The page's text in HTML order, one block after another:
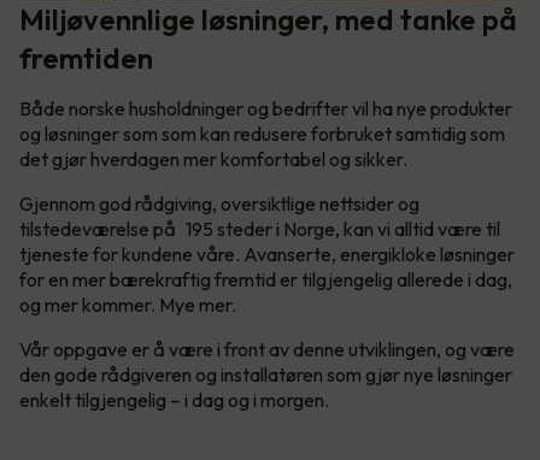
Miljøvennlige løsninger, med tanke på
fremtiden
Både norske husholdninger og bedrifter vil ha nye produkter
og løsninger som som kan redusere forbruket samtidig som
det gjør hverdagen mer komfortabel og sikker.
Gjennom god rådgiving, oversiktlige nettsider og
tilstedeværelse på 195 steder i Norge, kan vi alltid være til
tjeneste for kundene våre. Avanserte, energikloke løsninger
for en mer bærekraftig fremtid er tilgjengelig allerede i dag,
og mer kommer. Mye mer.
Vår oppgave er å være i front av denne utviklingen, og være
den gode rådgiveren og installatøren som gjør nye løsninger
enkelt tilgjengelig – i dag og i morgen.